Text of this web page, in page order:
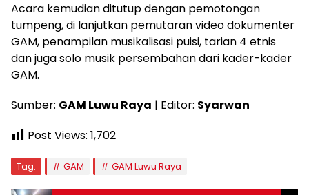
Acara kemudian ditutup dengan pemotongan
tumpeng, di lanjutkan pemutaran video dokumenter
GAM, penampilan musikalisasi puisi, tarian 4 etnis
dan juga solo musik persembahan dari kader-kader
GAM.
Sumber: GAM Luwu Raya | Editor: Syarwan
Post Views: 1,702
Tag: GAM GAM Luwu Raya